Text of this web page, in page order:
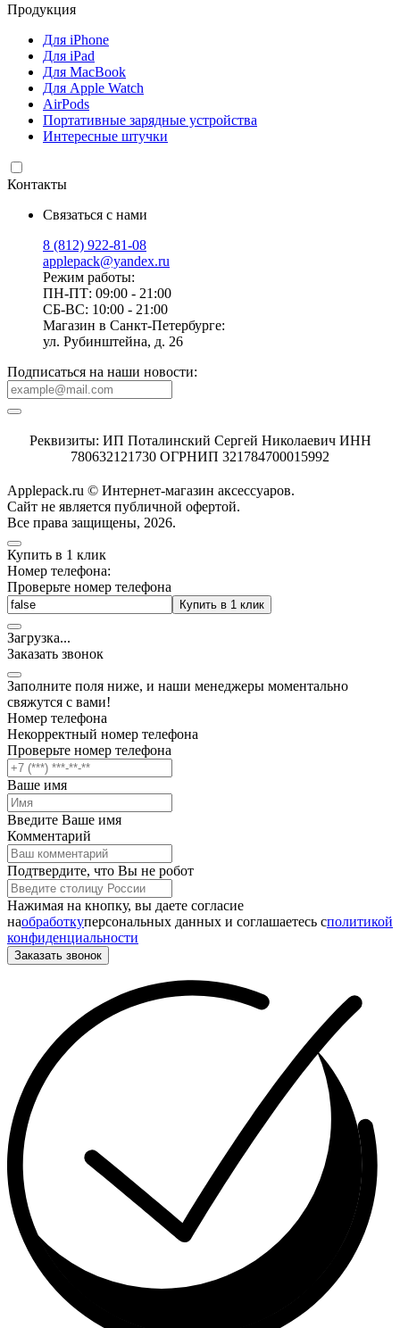
Продукция
Для iPhone
Для iPad
Для MacBook
Для Apple Watch
AirPods
Портативные зарядные устройства
Интересные штучки
Контакты
Связаться с нами
8 (812) 922-81-08
applepack@yandex.ru
Режим работы:
ПН-ПТ: 09:00 - 21:00
СБ-ВС: 10:00 - 21:00
Магазин в Санкт-Петербурге:
ул. Рубинштейна, д. 26
Подписаться на наши новости:
Реквизиты: ИП Поталинский Сергей Николаевич ИНН
780632121730 ОГРНИП 321784700015992
Applepack.ru © Интернет-магазин аксессуаров.
Cайт не является публичной офертой.
Все права защищены, 2026.
Купить в 1 клик
Номер телефона:
Проверьте номер телефона
Купить в 1 клик
Загрузка...
Заказать звонок
Заполните поля ниже, и наши менеджеры моментально
свяжутся с вами!
Номер телефона
Некорректный номер телефона
Проверьте номер телефона
Ваше имя
Введите Ваше имя
Комментарий
Подтвердите, что Вы не робот
Нажимая на кнопку, вы даете согласие
наобработкуперсональных данных и соглашаетесь cполитикой
конфиденциальности
Заказать звонок